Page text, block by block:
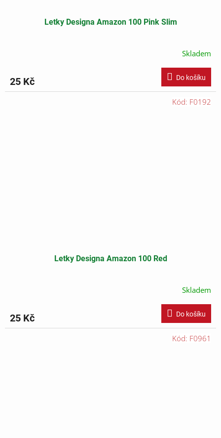
Letky Designa Amazon 100 Pink Slim
Skladem
25 Kč Do košíku
Letky Designa Amazon 100 Red
Skladem
25 Kč Do košíku
Kód: F0192
Kód: F0961